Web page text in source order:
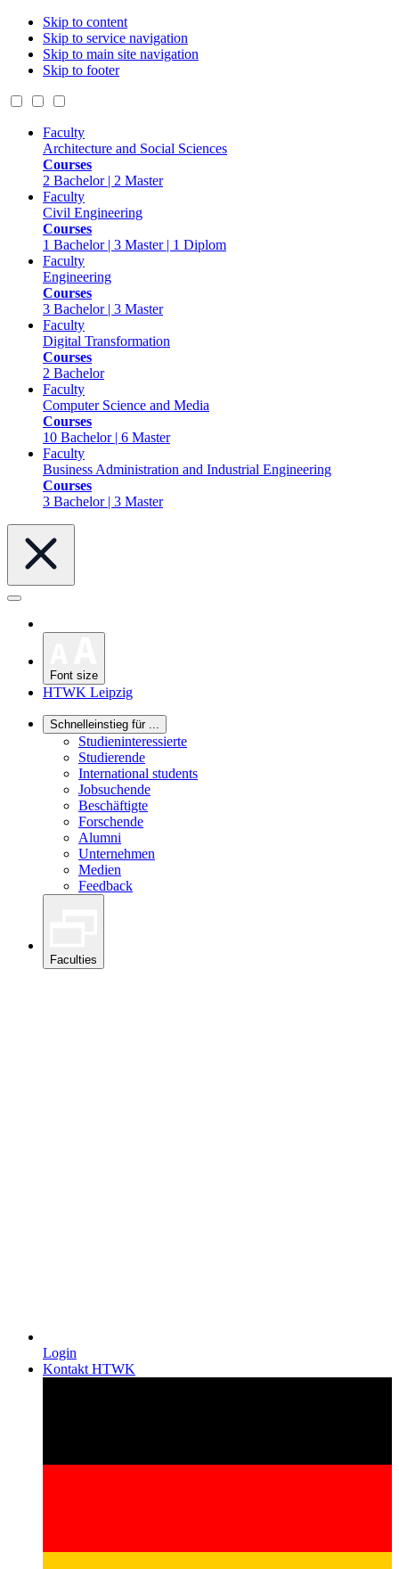
Skip to content
Skip to service navigation
Skip to main site navigation
Skip to footer
Faculty
Architecture and Social Sciences
Courses
2 Bachelor | 2 Master
Faculty
Civil Engineering
Courses
1 Bachelor | 3 Master | 1 Diplom
Faculty
Engineering
Courses
3 Bachelor | 3 Master
Faculty
Digital Transformation
Courses
2 Bachelor
Faculty
Computer Science and Media
Courses
10 Bachelor | 6 Master
Faculty
Business Administration and Industrial Engineering
Courses
3 Bachelor | 3 Master
Font size
HTWK Leipzig
Schnelleinstieg für ...
Studieninteressierte
Studierende
International students
Jobsuchende
Beschäftigte
Forschende
Alumni
Unternehmen
Medien
Feedback
Faculties
Login
Kontakt HTWK